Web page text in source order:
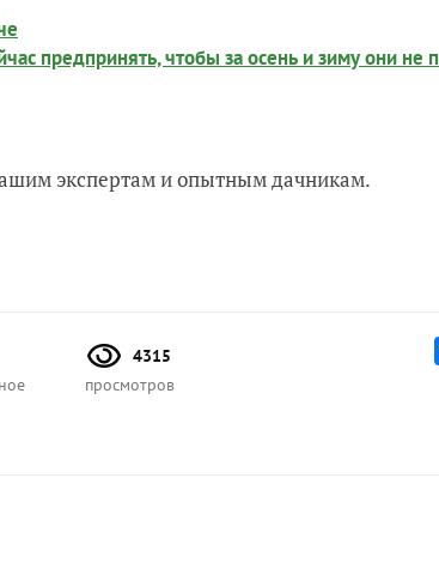
предпринять, чтобы за осень и зиму они не
экспертам и опытным дачникам.
4315
просмотров